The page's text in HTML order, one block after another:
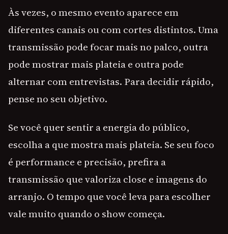
Às vezes, o mesmo evento aparece em
diferentes canais ou com cortes distintos. Uma
transmissão pode focar mais no palco, outra
pode mostrar mais plateia e outra pode
alternar com entrevistas. Para decidir rápido,
pense no seu objetivo.
Se você quer sentir a energia do público,
escolha a que mostra mais plateia. Se seu foco
é performance e precisão, prefira a
transmissão que valoriza close e imagens do
arranjo. O tempo que você leva para escolher
vale muito quando o show começa.